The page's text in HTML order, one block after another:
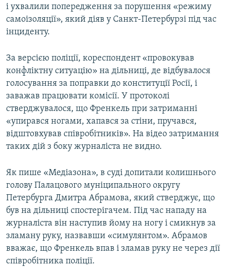
і ухвалили попередження за порушення «режиму
самоізоляції», який діяв у Санкт-Петербурзі під час
інциденту.
За версією поліції, кореспондент «провокував
конфліктну ситуацію» на дільниці, де відбувалося
голосування за поправки до конституції Росії, і
заважав працювати комісії. У протоколі
стверджувалося, що Френкель при затриманні
«упирався ногами, хапався за стіни, пручався,
відштовхував співробітників». На відео затримання
таких дій з боку журналіста не видно.
Як пише «Медіазона», в суді допитали колишнього
голову Палацового муніципального округу
Петербурга Дмитра Абрамова, який стверджує, що
був на дільниці спостерігачем. Під час нападу на
журналіста він наступив йому на ногу і смикнув за
зламану руку, назвавши «симулянтом». Абрамов
вважає, що Френкель впав і зламав руку не через дії
співробітника поліції.